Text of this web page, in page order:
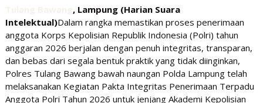
, Lampung (Harian Suara
Intelektual)Dalam rangka memastikan proses penerimaan
anggota Korps Kepolisian Republik Indonesia (Polri) tahun
anggaran 2026 berjalan dengan penuh integritas, transparan,
dan bebas dari segala bentuk praktik yang tidak diinginkan,
Polres Tulang Bawang bawah naungan Polda Lampung telah
melaksanakan Kegiatan Pakta Integritas Penerimaan Terpadu
Anggota Polri Tahun 2026 untuk jenjang Akademi Kepolisian